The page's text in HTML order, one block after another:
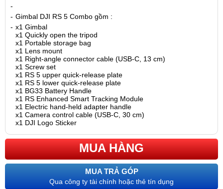
-
- Gimbal DJI RS 5 Combo gồm :
- x1 Gimbal
x1 Quickly open the tripod
x1 Portable storage bag
x1 Lens mount
x1 Right-angle connector cable (USB-C, 13 cm)
x1 Screw set
x1 RS 5 upper quick-release plate
x1 RS 5 lower quick-release plate
x1 BG33 Battery Handle
x1 RS Enhanced Smart Tracking Module
x1 Electric hand-held adapter handle
x1 Camera control cable (USB-C, 30 cm)
x1 DJI Logo Sticker
MUA HÀNG
MUA TRẢ GÓP
Qua công ty tài chính hoặc thẻ tín dụng